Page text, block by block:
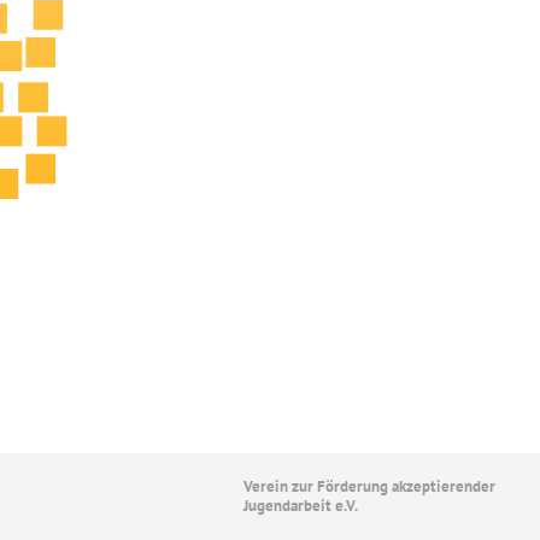
Verein zur Förderung akzeptierender
Jugendarbeit e.V.